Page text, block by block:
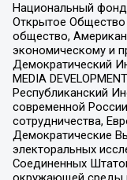
Национальный
Открытое
общество,
экономическому и
Демократический
MEDIA
Республиканский
современной
сотрудничества,
Демократические
электоральных
Соединенных